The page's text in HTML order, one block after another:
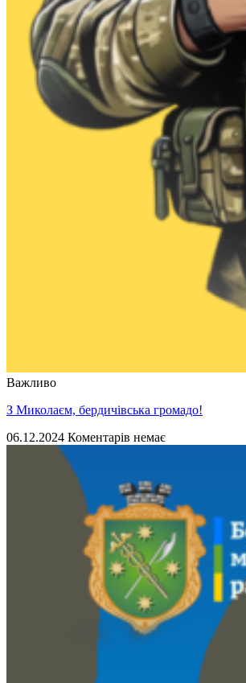
Важливо
З Миколаєм, бердичівська громадо!
06.12.2024 Коментарів немає